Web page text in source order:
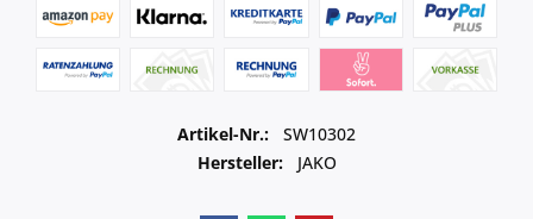
Artikel-Nr.:
SW10302
Hersteller:
JAKO